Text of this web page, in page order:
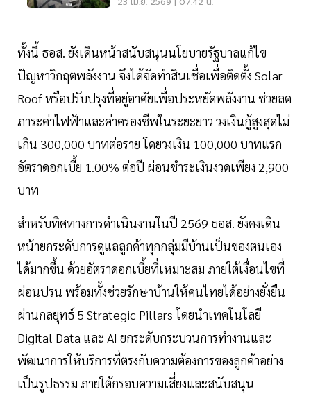
ทั้งนี้ ธอส. ยังเดินหน้าสนับสนุนนโยบายรัฐบาลแก้ไข
ปัญหาวิกฤตพลังงาน จึงได้จัดทำสินเชื่อเพื่อติดตั้ง Solar
Roof หรือปรับปรุงที่อยู่อาศัยเพื่อประหยัดพลังงาน ช่วยลด
ภาระค่าไฟฟ้าและค่าครองชีพในระยะยาว วงเงินกู้สูงสุดไม่
เกิน 300,000 บาทต่อราย โดยวงเงิน 100,000 บาทแรก
อัตราดอกเบี้ย 1.00% ต่อปี ผ่อนชำระเงินงวดเพียง 2,900
บาท
สำหรับทิศทางการดำเนินงานในปี 2569 ธอส. ยังคงเดิน
หน้ายกระดับการดูแลลูกค้าทุกกลุ่มมีบ้านเป็นของตนเอง
ได้มากขึ้น ด้วยอัตราดอกเบี้ยที่เหมาะสม ภายใต้เงื่อนไขที่
ผ่อนปรน พร้อมทั้งช่วยรักษาบ้านให้คนไทยได้อย่างยั่งยืน
ผ่านกลยุทธ์ 5 Strategic Pillars โดยนำเทคโนโลยี
Digital Data และ AI ยกระดับกระบวนการทำงานและ
พัฒนาการให้บริการที่ตรงกับความต้องการของลูกค้าอย่าง
เป็นรูปธรรม ภายใต้กรอบความเสี่ยงและสนับสนุน